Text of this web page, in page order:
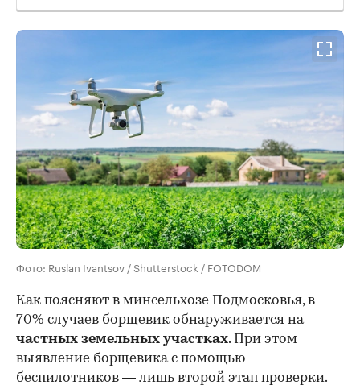
Фото: Ruslan Ivantsov / Shutterstock / FOTODOM
Как поясняют в минсельхозе Подмосковья, в
70% случаев борщевик обнаруживается на
частных земельных участках. При этом
выявление борщевика с помощью
беспилотников — лишь второй этап проверки.